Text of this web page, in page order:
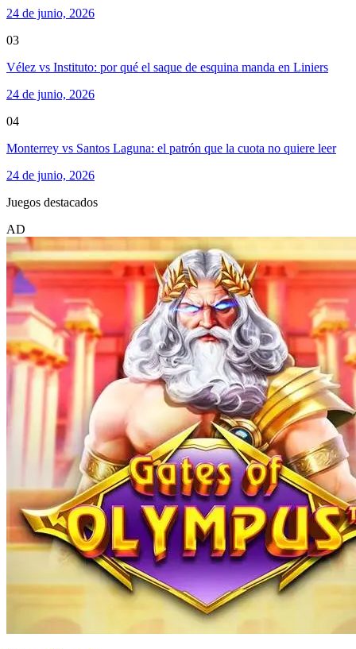
24 de junio, 2026
03
Vélez vs Instituto: por qué el saque de esquina manda en Liniers
24 de junio, 2026
04
Monterrey vs Santos Laguna: el patrón que la cuota no quiere leer
24 de junio, 2026
Juegos destacados
AD